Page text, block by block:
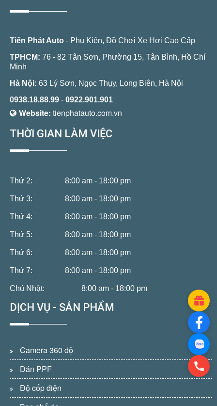
Tiến Phát Auto - Phụ Kiện, Đồ Chơi Xe Hơi Cao Cấp
TPHCM: 76 - 82 Tân Sơn, Phường 15, Tân Bình, Hồ Chí
Minh
Hà Nội: 63 Lý Sơn, Ngọc Thụy, Long Biên, Hà Nội
0938.18.88.99 - 0922.901.901
Website: tienphatauto.com.vn
THỜI GIAN LÀM VIỆC
Thứ 2: 8:00 am - 18:00 pm
Thứ 3: 8:00 am - 18:00 pm
Thứ 4: 8:00 am - 18:00 pm
Thứ 5: 8:00 am - 18:00 pm
Thứ 6: 8:00 am - 18:00 pm
Thứ 7: 8:00 am - 18:00 pm
Chủ Nhật: 8:00 am - 18:00 pm
DỊCH VỤ - SẢN PHẨM
Camera 360 độ
Dán PPF
Độ cốp điện